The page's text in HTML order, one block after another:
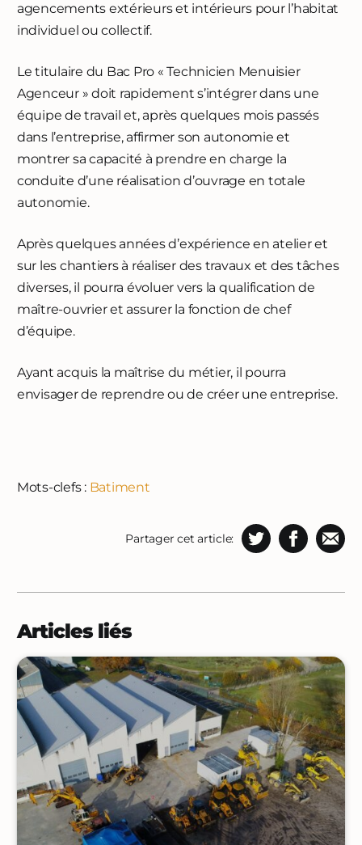
agencements extérieurs et intérieurs pour l’habitat
individuel ou collectif.
Le titulaire du Bac Pro « Technicien Menuisier
Agenceur » doit rapidement s’intégrer dans une
équipe de travail et, après quelques mois passés
dans l’entreprise, affirmer son autonomie et
montrer sa capacité à prendre en charge la
conduite d’une réalisation d’ouvrage en totale
autonomie.
Après quelques années d’expérience en atelier et
sur les chantiers à réaliser des travaux et des tâches
diverses, il pourra évoluer vers la qualification de
maître-ouvrier et assurer la fonction de chef
d’équipe.
Ayant acquis la maîtrise du métier, il pourra
envisager de reprendre ou de créer une entreprise.
Mots-clefs : Batiment
Partager cet article:
Articles liés